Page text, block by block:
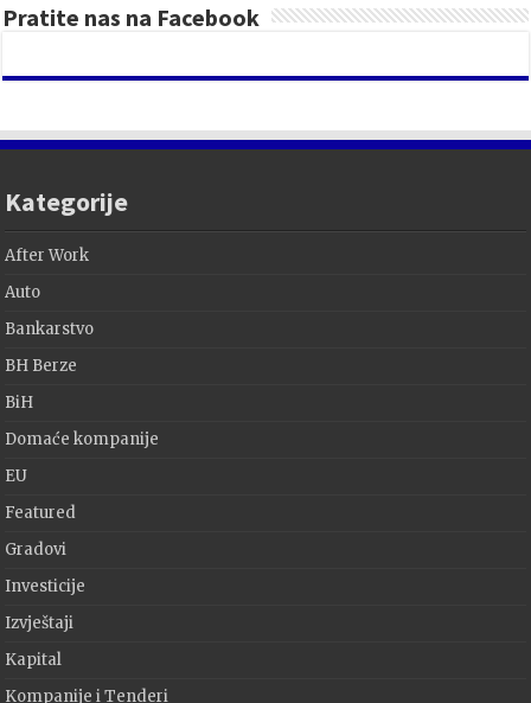
Pratite nas na Facebook
Kategorije
After Work
Auto
Bankarstvo
BH Berze
BiH
Domaće kompanije
EU
Featured
Gradovi
Investicije
Izvještaji
Kapital
Kompanije i Tenderi